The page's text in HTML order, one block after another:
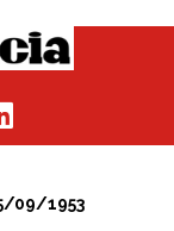
09/1953